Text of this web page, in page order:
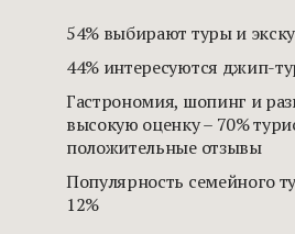
54% выбирают туры и
44% интересуются джип-
Гастрономия, шопинг и
высокую оценку – 70%
положительные отзывы
Популярность семейного
12%